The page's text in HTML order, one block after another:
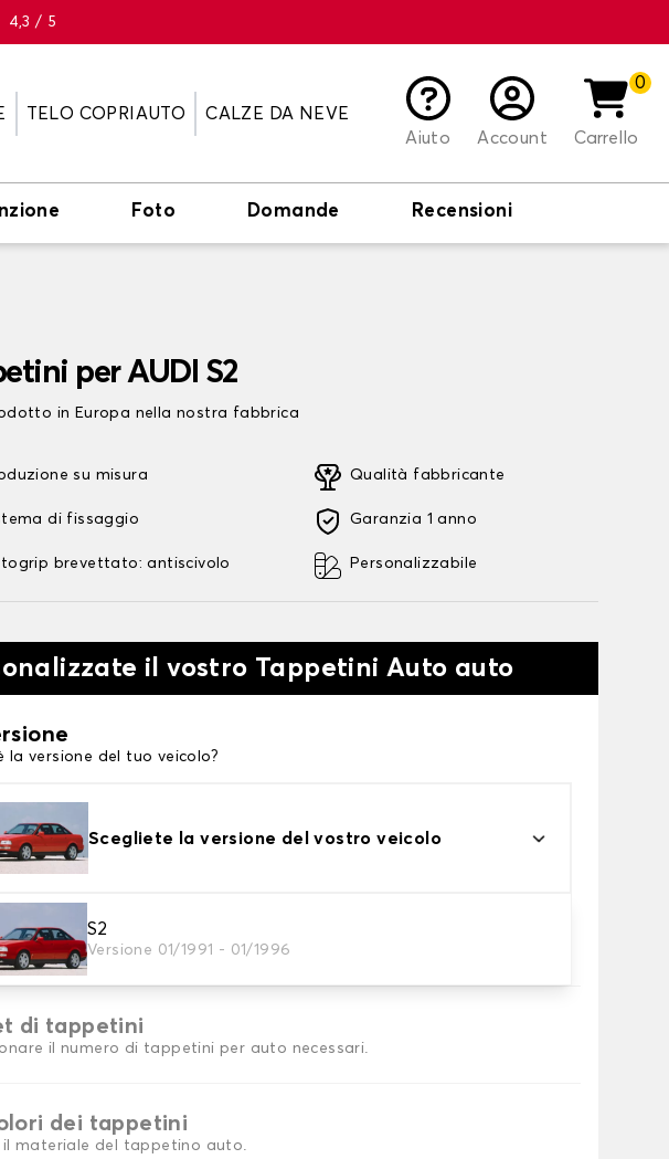
4,3 / 5
TELO COPRIAUTO
CALZE DA NEVE
Aiuto
Account
0
Carrello
Foto Domande Recensioni
per AUDI S2
in Europa nella nostra fabbrica
su misura
di fissaggio
brevettato: antiscivolo
Qualità fabbricante
Garanzia 1 anno
Personalizzabile
il vostro Tappetini Auto auto
la versione del tuo veicolo?
Scegliete la versione del vostro veicolo
S2
Versione 01/1991 - 01/1996
il materiale del tappetini auto
di tappetini
il numero di tappetini per auto necessari.
dei tappetini
il materiale del tappetino auto.